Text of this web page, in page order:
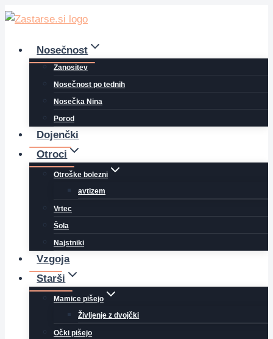
Skip
contentNosečnost
Zanositev
Nosečnost po tednih
Nosečka Nina
Porod
Dojenčki
Otroci
Otroške bolezni
avtizem
Vrtec
Šola
Najstniki
Vzgoja
Starši
Mamice pišejo
Življenje z dvojčki
Očki pišejo